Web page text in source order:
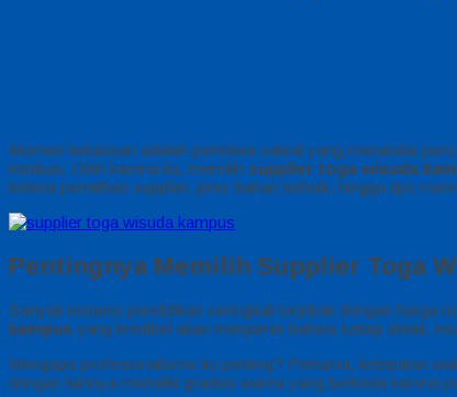
Momen kelulusan adalah peristiwa sakral yang menandai
institusi. Oleh karena itu, memilih supplier toga wisuda
kriteria pemilihan supplier, jenis bahan terbaik, hingga tips
Pentingnya Memilih Supplier Toga
Banyak instansi pendidikan seringkali terjebak dengan harga
kampus yang kredibel akan menjamin bahwa setiap detail,
Mengapa profesionalisme itu penting? Pertama, ketepatan
dengan lainnya memiliki gradasi warna yang berbeda karena